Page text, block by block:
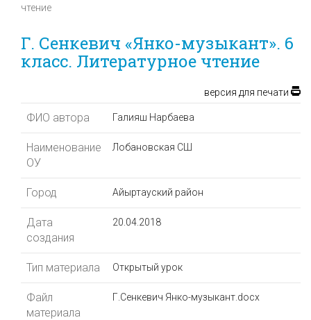
чтение
Г. Сенкевич «Янко-музыкант». 6
класс. Литературное чтение
версия для печати
ФИО автора Галияш Нарбаева
Наименование
ОУ
Лобановская СШ
Город Айыртауский район
Дата
создания
20.04.2018
Тип материала Открытый урок
Файл
материала
Г.Сенкевич Янко-музыкант.docx